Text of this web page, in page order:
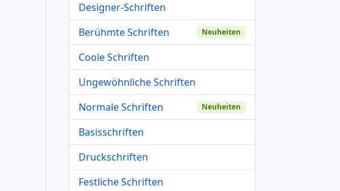
Designer-Schriften
Berühmte Schriften
Neuheiten
Coole Schriften
Ungewöhnliche Schriften
Normale Schriften
Neuheiten
Basisschriften
Druckschriften
Festliche Schriften